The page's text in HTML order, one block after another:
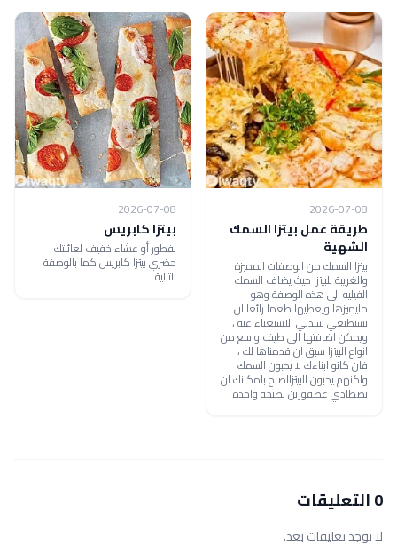
2026-07-08
طريقة عمل بيتزا السمك
الشهية
بيتزا السمك من الوصفات المميزة
والغريبة للبيتزا حيث يضاف السمك
الفيليه الى هذه الوصفة وهو
مايميزها ويعطيها طعما رائعا لن
تستطيعي سيدتي الاستغناء عنه ،
ويمكن اضافتها الى طيف واسع من
انواع البيتزا سبق ان قدمناها لك ،
فان كانو ابناءك لا يحبون السمك
ولكنهم يحبون البيتزااصبح بامكانك ان
تصطادي عصفورين بطبخة واحدة
2026-07-08
بيتزا كابريس
لفطور أو عشاء خفيف لعائلتك
حضري بيتزا كابريس كما بالوصفة
التالية.
0 التعليقات
لا توجد تعليقات بعد.